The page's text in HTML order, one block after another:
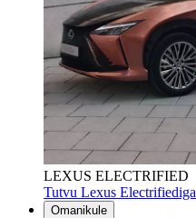
LEXUS ELECTRIFIED
Tutvu Lexus Electrifiediga
Omanikule